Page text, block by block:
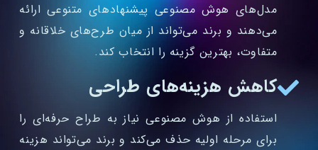
مدل‌های هوش مصنوعی پیشنهادهای متنوعی ارائه
می‌دهند و برند می‌تواند از میان طرح‌های خلاقانه و
متفاوت، بهترین گزینه را انتخاب کند.
کاهش هزینه‌های طراحی
استفاده از هوش مصنوعی نیاز به طراح حرفه‌ای را
برای مرحله اولیه حذف می‌کند و برند می‌تواند هزینه